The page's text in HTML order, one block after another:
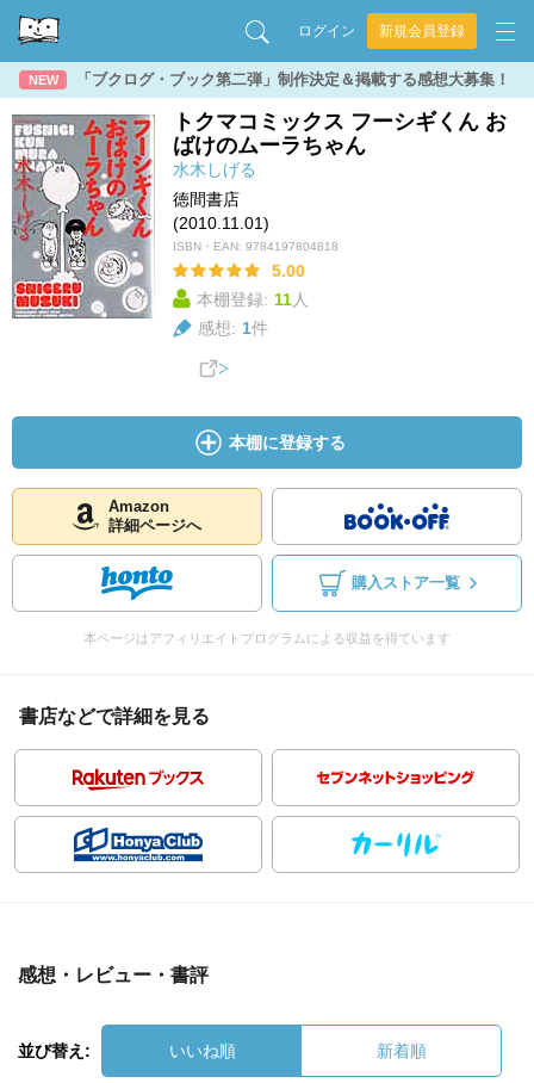
ログイン 新規会員登録
NEW 「ブクログ・ブック第二弾」制作決定＆掲載する感想大募集！
トクマコミックス フーシギくん お
ばけのムーラちゃん
水木しげる
徳間書店
(2010.11.01)
ISBN・EAN: 9784197804818
5.00
本棚登録: 11人
感想: 1件
本棚に登録する
Amazon
詳細ページへ
購入ストア一覧
本ページはアフィリエイトプログラムによる収益を得ています
書店などで詳細を見る
感想・レビュー・書評
並び替え: いいね順 新着順